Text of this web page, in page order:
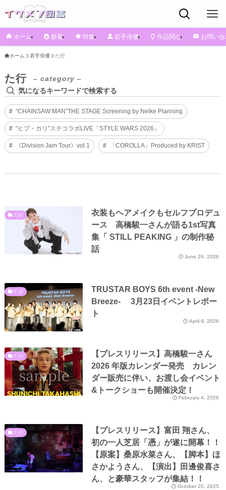
ホーム 新着 特集 若手俳優 作品関心 お問い
ホーム 若手俳優 た行
た行
– category –
気になるキーワードで検索する
“CHAINSAW MAN”THE STAGE Screening by Nelke Planning
“ヒプ・カリ”ステコラボLIVE「STYLE WARS 2026」
《Division Jam Tour》vol.1 「COROLLA」Produced by KRIST
た行
衣装もヘアメイクもセルフプロデュ
ース 高橋駿一さんが語る1st写真
集「 STILL PEAKING 」の制作秘
話
June 26, 2026
た行
TRUSTAR BOYS 6th event -New
Breeze- 3月23日イベントレポー
ト
April 9, 2026
た行
【プレスリリース】高橋駿一さん
2026 年版カレンダー発売 カレン
ダー販売に伴い、お渡し会イベント
&トークショーも開催決定！
February 4, 2026
た行
【プレスリリース】富田 翔さん、
初の一人芝居「憑」が遂に開幕！！
【原案】桑原水菜さん、【脚本】ほ
さかようさん、【演出】田邊俊喜さ
ん、と豪華スタッフが集結！！
October 20, 2025